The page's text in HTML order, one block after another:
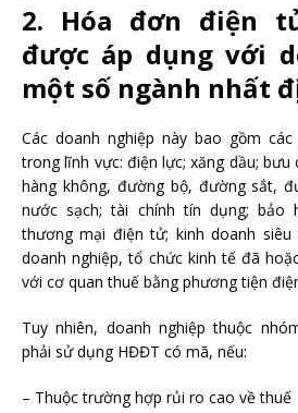
2. Hóa đơn điện
được áp dụng với
một số ngành nhất
Các doanh nghiệp này bao gồm
trong lĩnh vực: điện lực; xăng dầu; bưu
hàng không, đường bộ, đường sắt,
nước sạch; tài chính tín dụng; bảo
thương mại điện tử; kinh doanh
doanh nghiệp, tổ chức kinh tế đã
với cơ quan thuế bằng phương tiện
Tuy nhiên, doanh nghiệp thuộc
phải sử dụng HĐĐT có mã, nếu:
– Thuộc trường hợp rủi ro cao về thuế